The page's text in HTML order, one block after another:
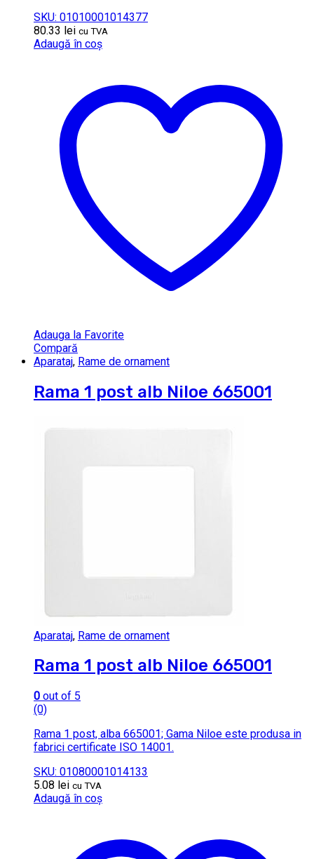
SKU: 01010001014377
80.33 lei cu TVA
Adaugă în coș
Adauga la Favorite
Compară
Aparataj, Rame de ornament
Rama 1 post alb Niloe 665001
Aparataj, Rame de ornament
Rama 1 post alb Niloe 665001
0 out of 5
(0)
Rama 1 post, alba 665001; Gama Niloe este produsa in
fabrici certificate ISO 14001.
SKU: 01080001014133
5.08 lei cu TVA
Adaugă în coș